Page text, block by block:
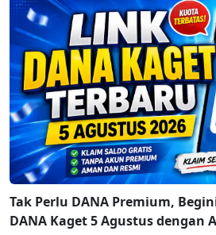
Tak Perlu DANA Premium,
DANA Kaget 5 Agustus dengan